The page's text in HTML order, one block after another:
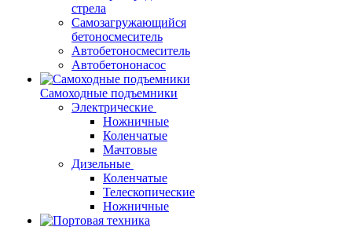
стрела
Самозагружающийся
бетоносмеситель
Автобетоносмеситель
Автобетононасос
Самоходные подъемники
Электрические
Ножничные
Коленчатые
Мачтовые
Дизельные
Коленчатые
Телескопические
Ножничные